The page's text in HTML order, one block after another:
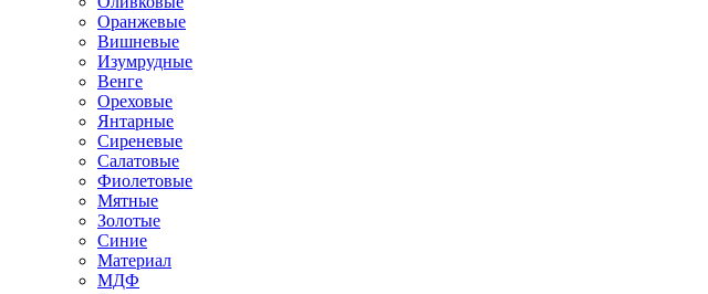
Оранжевые
Вишневые
Изумрудные
Венге
Ореховые
Янтарные
Сиреневые
Салатовые
Фиолетовые
Мятные
Золотые
Синие
Материал
МДФ